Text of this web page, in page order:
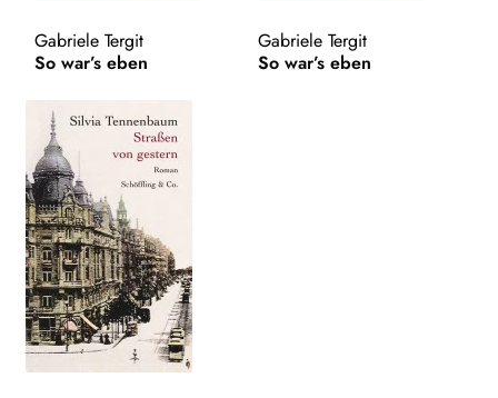
AKTUELLES
WEITERE VERLAGE
Search:
Gabriele Tergit
So war’s eben
Gabriele Tergit
So war’s eben